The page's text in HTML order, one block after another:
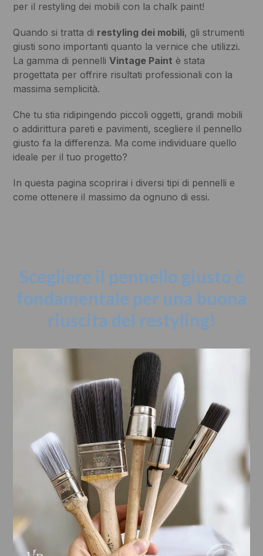
per il restyling dei mobili con la chalk paint!
Quando si tratta di restyling dei mobili, gli strumenti
giusti sono importanti quanto la vernice che utilizzi.
La gamma di pennelliVintage Paint è stata
progettata per offrire risultati professionali con la
massima semplicità.
Che tu stia ridipingendo piccoli oggetti, grandi mobili
o addirittura pareti e pavimenti, scegliere il pennello
giusto fa la differenza. Ma come individuare quello
ideale per il tuo progetto?
In questa pagina scoprirai i diversi tipi di pennelli e
come ottenere il massimo da ognuno di essi.
Scegliere il pennello giusto è
fondamentale per una buona
riuscita del restyling!